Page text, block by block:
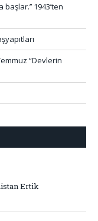
1943’ten
“Devlerin
Ertik